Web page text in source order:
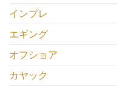
インプレ
エギング
オフショア
カヤック